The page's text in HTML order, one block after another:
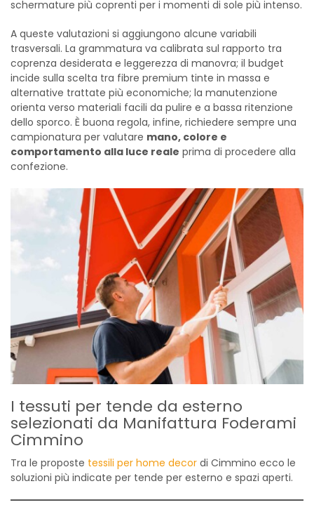
schermature più coprenti per i momenti di sole più intenso.
A queste valutazioni si aggiungono alcune variabili
trasversali. La grammatura va calibrata sul rapporto tra
coprenza desiderata e leggerezza di manovra; il budget
incide sulla scelta tra fibre premium tinte in massa e
alternative trattate più economiche; la manutenzione
orienta verso materiali facili da pulire e a bassa ritenzione
dello sporco. È buona regola, infine, richiedere sempre una
campionatura per valutare mano, colore e
comportamento alla luce reale prima di procedere alla
confezione.
I tessuti per tende da esterno
selezionati da Manifattura Foderami
Cimmino
Tra le proposte tessili per home decor di Cimmino ecco le
soluzioni più indicate per tende per esterno e spazi aperti.